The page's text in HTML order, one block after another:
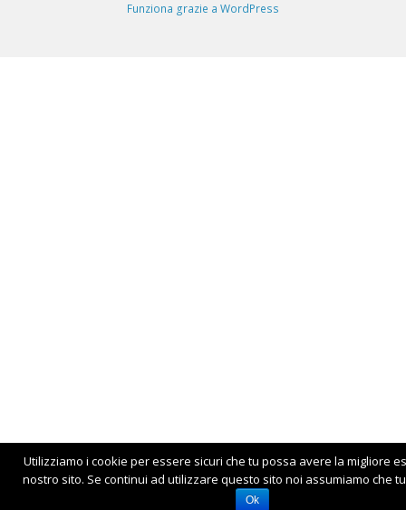
Funziona grazie a WordPress
Utilizziamo i cookie per essere sicuri che tu possa avere la migliore
nostro sito. Se continui ad utilizzare questo sito noi assumiamo che
Ok